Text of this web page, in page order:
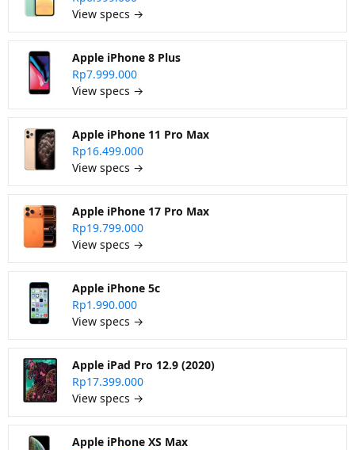
View specs →
Apple iPhone 8 Plus
Rp7.999.000
View specs →
Apple iPhone 11 Pro Max
Rp16.499.000
View specs →
Apple iPhone 17 Pro Max
Rp19.799.000
View specs →
Apple iPhone 5c
Rp1.990.000
View specs →
Apple iPad Pro 12.9 (2020)
Rp17.399.000
View specs →
Apple iPhone XS Max